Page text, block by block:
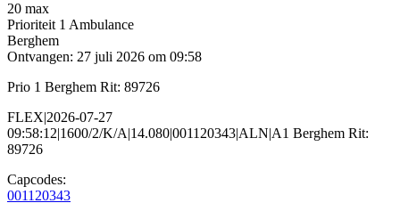
20 max
Prioriteit 1 Ambulance
Berghem
Ontvangen: 27 juli 2026 om 09:58
Prio 1 Berghem Rit: 89726
FLEX|2026-07-27
09:58:12|1600/2/K/A|14.080|001120343|ALN|A1 Berghem Rit:
89726
Capcodes:
001120343